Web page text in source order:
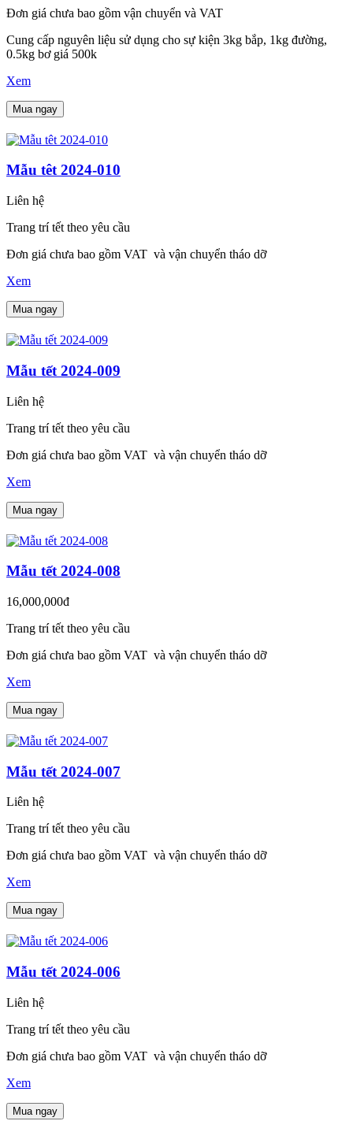
Đơn giá chưa bao gồm vận chuyển và VAT
Cung cấp nguyên liệu sử dụng cho sự kiện 3kg bắp, 1kg đường,
0.5kg bơ giá 500k
Xem
Mua ngay
Mẫu têt 2024-010
Liên hệ
Trang trí tết theo yêu cầu
Đơn giá chưa bao gồm VAT và vận chuyển tháo dỡ
Xem
Mua ngay
Mẫu tết 2024-009
Liên hệ
Trang trí tết theo yêu cầu
Đơn giá chưa bao gồm VAT và vận chuyển tháo dỡ
Xem
Mua ngay
Mẫu tết 2024-008
16,000,000đ
Trang trí tết theo yêu cầu
Đơn giá chưa bao gồm VAT và vận chuyển tháo dỡ
Xem
Mua ngay
Mẫu tết 2024-007
Liên hệ
Trang trí tết theo yêu cầu
Đơn giá chưa bao gồm VAT và vận chuyển tháo dỡ
Xem
Mua ngay
Mẫu tết 2024-006
Liên hệ
Trang trí tết theo yêu cầu
Đơn giá chưa bao gồm VAT và vận chuyển tháo dỡ
Xem
Mua ngay